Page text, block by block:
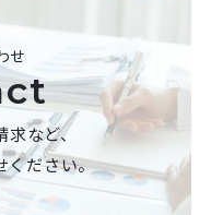
せ
など、
ください。